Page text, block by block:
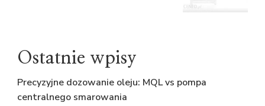
Ostatnie wpisy
Precyzyjne dozowanie oleju: MQL vs pompa
centralnego smarowania